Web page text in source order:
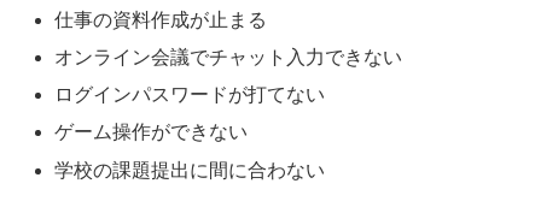
仕事の資料作成が止まる
オンライン会議でチャット入力できない
ログインパスワードが打てない
ゲーム操作ができない
学校の課題提出に間に合わない